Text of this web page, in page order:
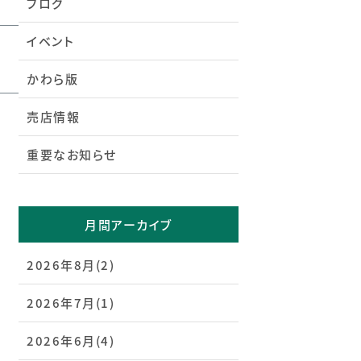
イベント
かわら版
売店情報
重要なお知らせ
月間アーカイブ
2026年8月(2)
2026年7月(1)
2026年6月(4)